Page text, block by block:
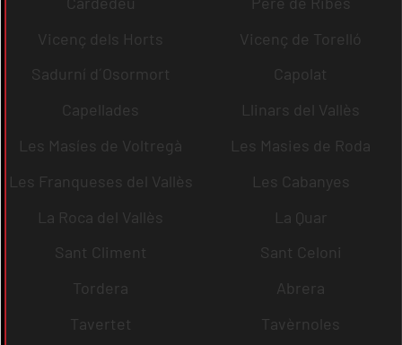
Vicenç dels Horts
Vicenç de Torelló
Sadurní d´Osormort
Capolat
Capellades
Llinars del Vallès
Les Masíes de Voltregà
Les Masies de Roda
Les Franqueses del Vallès
Les Cabanyes
La Roca del Vallès
La Quar
Sant Climent
Sant Celoni
Tordera
Abrera
Tavertet
Tavèrnoles